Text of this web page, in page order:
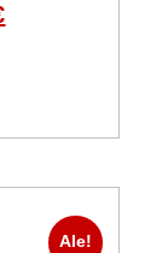
Ale!